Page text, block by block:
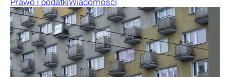
Prawo i podatkiWiadomości